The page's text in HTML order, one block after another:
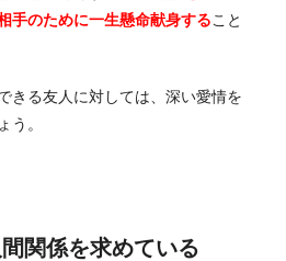
手のために一生懸命献身すること
きる友人に対しては、深い愛情を
う。
関係を求めている